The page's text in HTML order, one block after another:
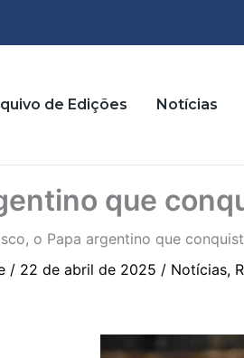
de Edições Notícias
que
o Papa argentino que
/ 22 de abril de 2025 / Notícias,